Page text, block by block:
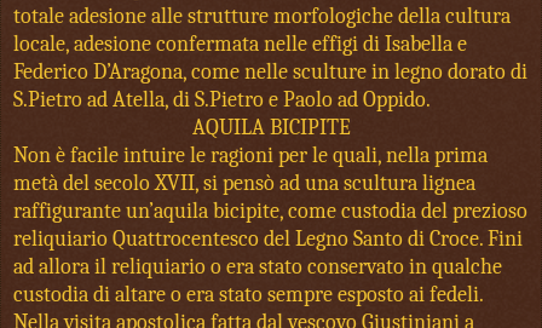
totale adesione alle strutture morfologiche della cultura
locale, adesione confermata nelle effigi di Isabella e
Federico D’Aragona, come nelle sculture in legno dorato di
S.Pietro ad Atella, di S.Pietro e Paolo ad Oppido.
AQUILA BICIPITE
Non è facile intuire le ragioni per le quali, nella prima
metà del secolo XVII, si pensò ad una scultura lignea
raffigurante un’aquila bicipite, come custodia del prezioso
reliquiario Quattrocentesco del Legno Santo di Croce. Fini
ad allora il reliquiario o era stato conservato in qualche
custodia di altare o era stato sempre esposto ai fedeli.
Nella visita apostolica fatta dal vescovo Giustiniani a